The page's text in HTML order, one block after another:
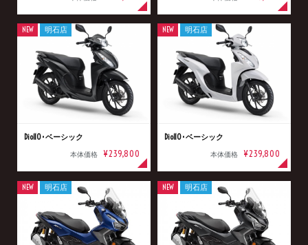
Dio110･ベーシック
本体価格 ¥239,800
NEW 明石店
Dio110･ベーシック
本体価格 ¥239,800
NEW 明石店
NEW 明石店 NEW 明石店